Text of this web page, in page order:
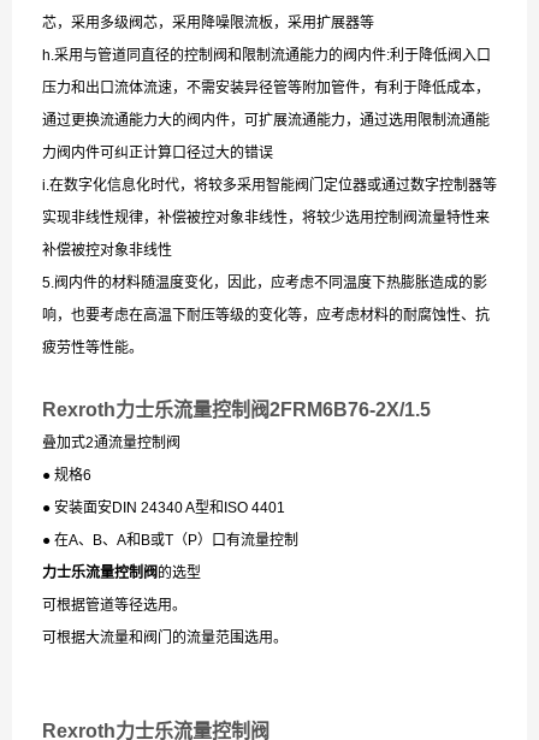
芯，采用多级阀芯，采用降噪限流板，采用扩展器等
h.采用与管道同直径的控制阀和限制流通能力的阀内件:利于降低阀入口
压力和出口流体流速，不需安装异径管等附加管件，有利于降低成本，
通过更换流通能力大的阀内件，可扩展流通能力，通过选用限制流通能
力阀内件可纠正计算口径过大的错误
i.在数字化信息化时代，将较多采用智能阀门定位器或通过数字控制器等
实现非线性规律，补偿被控对象非线性，将较少选用控制阀流量特性来
补偿被控对象非线性
5.阀内件的材料随温度变化，因此，应考虑不同温度下热膨胀造成的影
响，也要考虑在高温下耐压等级的变化等，应考虑材料的耐腐蚀性、抗
疲劳性等性能。
Rexroth力士乐流量控制阀2FRM6B76-2X/1.5
叠加式2通流量控制阀
● 规格6
● 安装面安DIN 24340 A型和ISO 4401
● 在A、B、A和B或T（P）口有流量控制
力士乐流量控制阀 的选型
可根据管道等径选用。
可根据大流量和阀门的流量范围选用。
Rexroth力士乐流量控制阀